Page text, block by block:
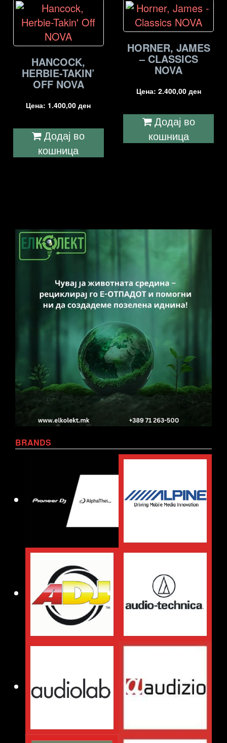
HANCOCK,
HERBIE-TAKIN’
OFF NOVA
Цена: 1.400,00ден
Додај во
кошница
HORNER, JAMES
– CLASSICS
NOVA
Цена: 2.400,00 ден
Додај во
кошница
BRANDS